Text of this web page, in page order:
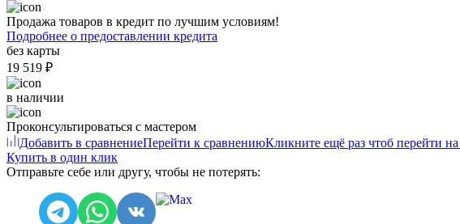
Продажа товаров в кредит по лучшим условиям!
Подробнее о предоставлении кредита
без карты
19 519 ₽
в наличии
Проконсультироваться с мастером
Добавить в сравнениеПерейти к сравнениюКликните ещё раз чтоб перейти
Купить в один клик
Отправьте себе или другу, чтобы не потерять: